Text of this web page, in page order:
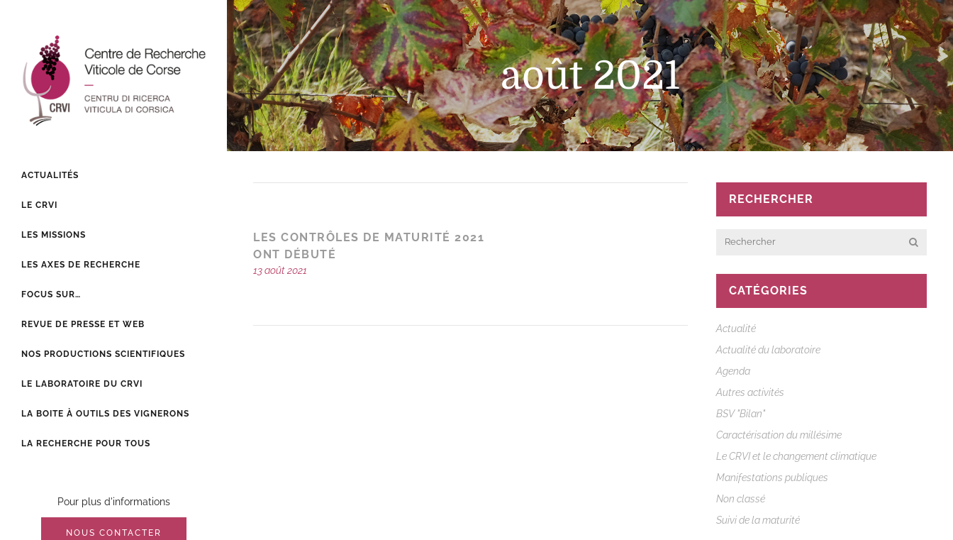
ACTUALITÉS
LE CRVI
LES MISSIONS
LES AXES DE RECHERCHE
FOCUS SUR…
REVUE DE PRESSE ET WEB
NOS PRODUCTIONS SCIENTIFIQUES
LE LABORATOIRE DU CRVI
LA BOITE À OUTILS DES VIGNERONS
LA RECHERCHE POUR TOUS
Pour plus d'informations
NOUS CONTACTER
août 2021
LES CONTRÔLES DE MATURITÉ 2021
ONT DÉBUTÉ
13 août 2021
RECHERCHER
CATÉGORIES
Actualité
Actualité du laboratoire
Agenda
Autres activités
BSV "Bilan"
Caractérisation du millésime
Le CRVI et le changement climatique
Manifestations publiques
Non classé
Suivi de la maturité